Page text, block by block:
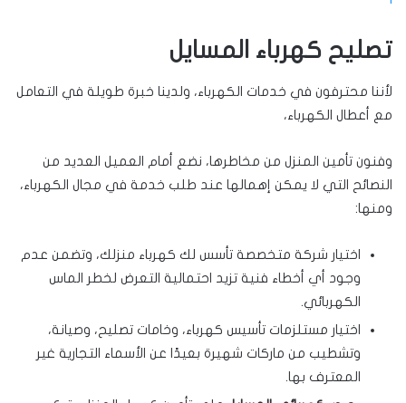
تصليح كهرباء المسايل
لأننا محترفون في خدمات الكهرباء، ولدينا خبرة طويلة في التعامل
مع أعطال الكهرباء،
وفنون تأمين المنزل من مخاطرها، نضع أمام العميل العديد من
النصائح التي لا يمكن إهمالها عند طلب خدمة في مجال الكهرباء،
ومنها:
اختيار شركة متخصصة تأسس لك كهرباء منزلك، وتضمن عدم
وجود أي أخطاء فنية تزيد احتمالية التعرض لخطر الماس
الكهربائي.
اختيار مستلزمات تأسيس كهرباء، وخامات تصليح، وصيانة،
وتشطيب من ماركات شهيرة بعيدًا عن الأسماء التجارية غير
المعترف بها.